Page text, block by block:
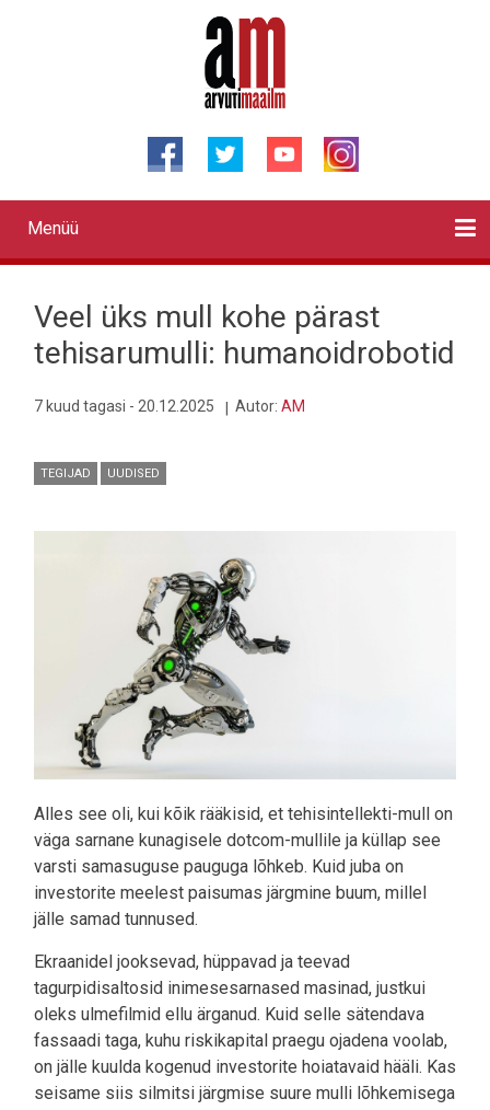
Primary
links
Menüü
Veel üks mull kohe pärast
tehisarumulli: humanoidrobotid
7 kuud tagasi - 20.12.2025 Autor: AM
TEGIJAD UUDISED
Alles see oli, kui kõik rääkisid, et tehisintellekti-mull on
väga sarnane kunagisele dotcom-mullile ja küllap see
varsti samasuguse pauguga lõhkeb. Kuid juba on
investorite meelest paisumas järgmine buum, millel
jälle samad tunnused.
Ekraanidel jooksevad, hüppavad ja teevad
tagurpidisaltosid inimesesarnased masinad, justkui
oleks ulmefilmid ellu ärganud. Kuid selle sätendava
fassaadi taga, kuhu riskikapital praegu ojadena voolab,
on jälle kuulda kogenud investorite hoiatavaid hääli. Kas
seisame siis silmitsi järgmise suure mulli lõhkemisega